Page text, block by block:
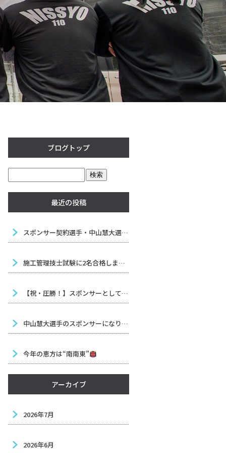
ブログトップ
最近の投稿
スポンサー契約選手・中山慧大選手（六島ジム）試合決定のお知らせ
施工管理技士試験に2名合格しました！
【祝・圧勝！】スポンサーとして応援中の中山慧大選手が、ボクシング界を揺るがす大金星！
中山慧大選手のスポンサーになりました！全力で応援します！
今年の恵方は“南南東”
アーカイブ
2026年7月
2026年6月